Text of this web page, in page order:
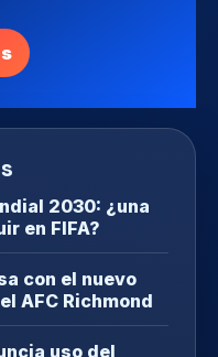
2030: ¿una
en FIFA?
con el nuevo
AFC Richmond
uso del